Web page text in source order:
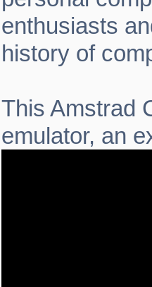
enthusiasts
history of
This Amstrad
emulator, an